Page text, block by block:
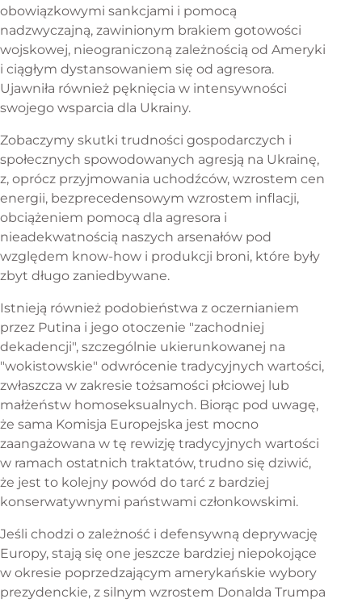
obowiązkowymi sankcjami i pomocą
nadzwyczajną, zawinionym brakiem gotowości
wojskowej, nieograniczoną zależnością od Ameryki
i ciągłym dystansowaniem się od agresora.
Ujawniła również pęknięcia w intensywności
swojego wsparcia dla Ukrainy.
Zobaczymy skutki trudności gospodarczych i
społecznych spowodowanych agresją na Ukrainę,
z, oprócz przyjmowania uchodźców, wzrostem cen
energii, bezprecedensowym wzrostem inflacji,
obciążeniem pomocą dla agresora i
nieadekwatnością naszych arsenałów pod
względem know-how i produkcji broni, które były
zbyt długo zaniedbywane.
Istnieją również podobieństwa z oczernianiem
przez Putina i jego otoczenie "zachodniej
dekadencji", szczególnie ukierunkowanej na
"wokistowskie" odwrócenie tradycyjnych wartości,
zwłaszcza w zakresie tożsamości płciowej lub
małżeństw homoseksualnych. Biorąc pod uwagę,
że sama Komisja Europejska jest mocno
zaangażowana w tę rewizję tradycyjnych wartości
w ramach ostatnich traktatów, trudno się dziwić,
że jest to kolejny powód do tarć z bardziej
konserwatywnymi państwami członkowskimi.
Jeśli chodzi o zależność i defensywną deprywację
Europy, stają się one jeszcze bardziej niepokojące
w okresie poprzedzającym amerykańskie wybory
prezydenckie, z silnym wzrostem Donalda Trumpa